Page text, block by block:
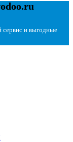
и выгодные